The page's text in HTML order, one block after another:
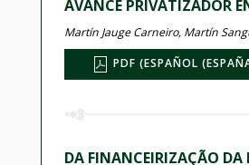
AVANCE PRIVATIZADOR
Martín Jauge Carneiro, Martín
PDF (ESPAÑOL
DA FINANCEIRIZAÇÃO DA